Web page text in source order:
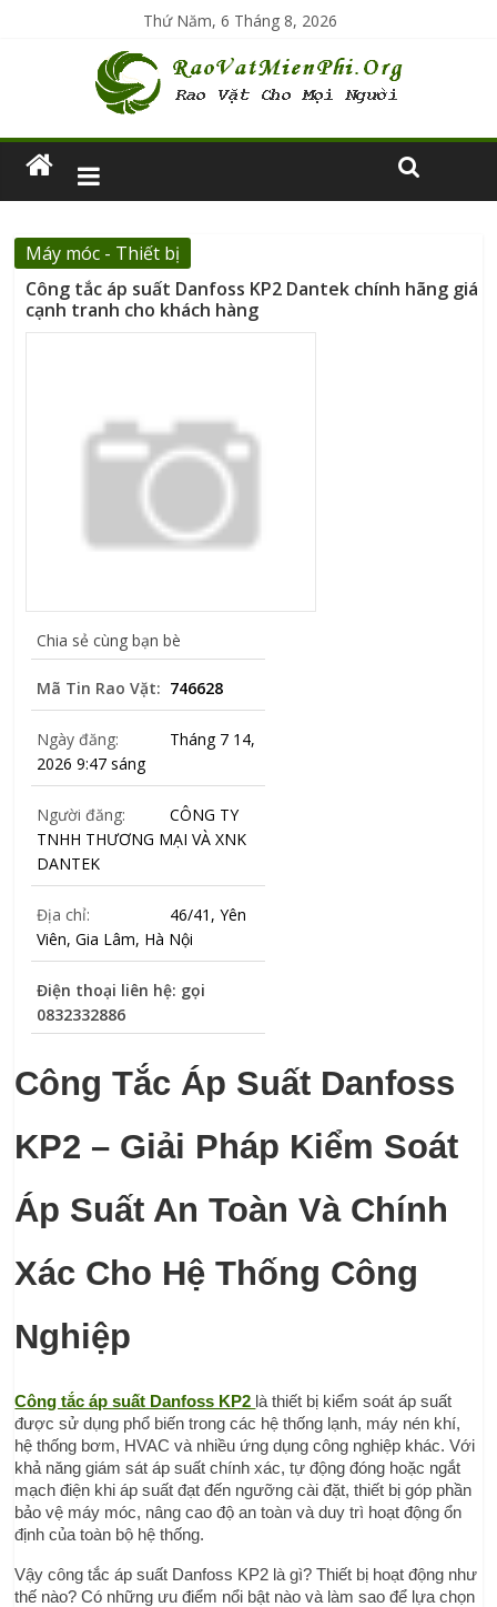
Thứ Năm, 6 Tháng 8, 2026
Máy móc - Thiết bị
Công tắc áp suất Danfoss KP2 Dantek chính hãng giá
cạnh tranh cho khách hàng
Chia sẻ cùng bạn bè
Mã Tin Rao Vặt: 746628
Ngày đăng:
Tháng 7 14,
2026 9:47 sáng
Người đăng:
CÔNG TY
TNHH THƯƠNG MẠI VÀ XNK
DANTEK
Địa chỉ:
46/41, Yên
Viên, Gia Lâm, Hà Nội
Điện thoại liên hệ: gọi
0832332886
Công Tắc Áp Suất Danfoss
KP2 – Giải Pháp Kiểm Soát
Áp Suất An Toàn Và Chính
Xác Cho Hệ Thống Công
Nghiệp
Công tắc áp suất Danfoss KP2 là thiết bị kiểm soát áp suất
được sử dụng phổ biến trong các hệ thống lạnh, máy nén khí,
hệ thống bơm, HVAC và nhiều ứng dụng công nghiệp khác. Với
khả năng giám sát áp suất chính xác, tự động đóng hoặc ngắt
mạch điện khi áp suất đạt đến ngưỡng cài đặt, thiết bị góp phần
bảo vệ máy móc, nâng cao độ an toàn và duy trì hoạt động ổn
định của toàn bộ hệ thống.
Vậy công tắc áp suất Danfoss KP2 là gì? Thiết bị hoạt động như
thế nào? Có những ưu điểm nổi bật nào và làm sao để lựa chọn